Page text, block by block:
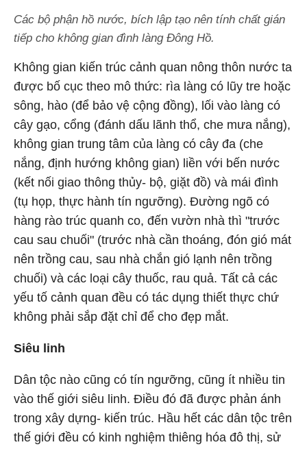
Các bộ phận hồ nước, bích lập tạo nên tính chất gián
tiếp cho không gian đình làng Đông Hồ.
Không gian kiến trúc cảnh quan nông thôn nước ta
được bố cục theo mô thức: rìa làng có lũy tre hoặc
sông, hào (để bảo vệ cộng đồng), lối vào làng có
cây gạo, cổng (đánh dấu lãnh thổ, che mưa nắng),
không gian trung tâm của làng có cây đa (che
nắng, định hướng không gian) liền với bến nước
(kết nối giao thông thủy- bộ, giặt đồ) và mái đình
(tụ họp, thực hành tín ngưỡng). Đường ngõ có
hàng rào trúc quanh co, đến vườn nhà thì "trước
cau sau chuối" (trước nhà cần thoáng, đón gió mát
nên trồng cau, sau nhà chắn gió lạnh nên trồng
chuối) và các loại cây thuốc, rau quả. Tất cả các
yếu tố cảnh quan đều có tác dụng thiết thực chứ
không phải sắp đặt chỉ để cho đẹp mắt.
Siêu linh
Dân tộc nào cũng có tín ngưỡng, cũng ít nhiều tin
vào thế giới siêu linh. Điều đó đã được phản ánh
trong xây dựng- kiến trúc. Hầu hết các dân tộc trên
thế giới đều có kinh nghiệm thiêng hóa đô thị, sử